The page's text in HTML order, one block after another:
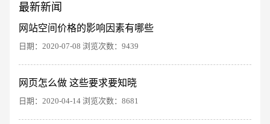
最新新闻
网站空间价格的影响因素有哪些
日期：2020-07-08 浏览次数：9439
网页怎么做 这些要求要知晓
日期：2020-04-14 浏览次数：8681
创意品牌型网站